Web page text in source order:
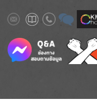
ImageImageImageImage Image
Image Image